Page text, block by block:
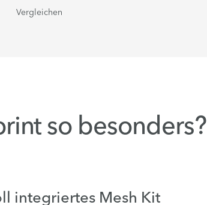
Vergleichen
so besonders?
integriertes Mesh Kit